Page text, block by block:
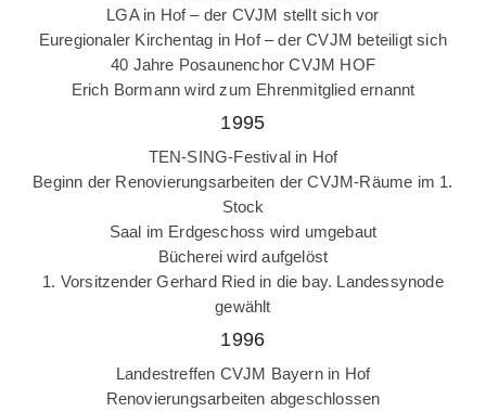
LGA in Hof – der CVJM stellt sich vor
Euregionaler Kirchentag in Hof – der CVJM beteiligt sich
40 Jahre Posaunenchor CVJM HOF
Erich Bormann wird zum Ehrenmitglied ernannt
1995
TEN-SING-Festival in Hof
Beginn der Renovierungsarbeiten der CVJM-Räume im 1.
Stock
Saal im Erdgeschoss wird umgebaut
Bücherei wird aufgelöst
1. Vorsitzender Gerhard Ried in die bay. Landessynode
gewählt
1996
Landestreffen CVJM Bayern in Hof
Renovierungsarbeiten abgeschlossen